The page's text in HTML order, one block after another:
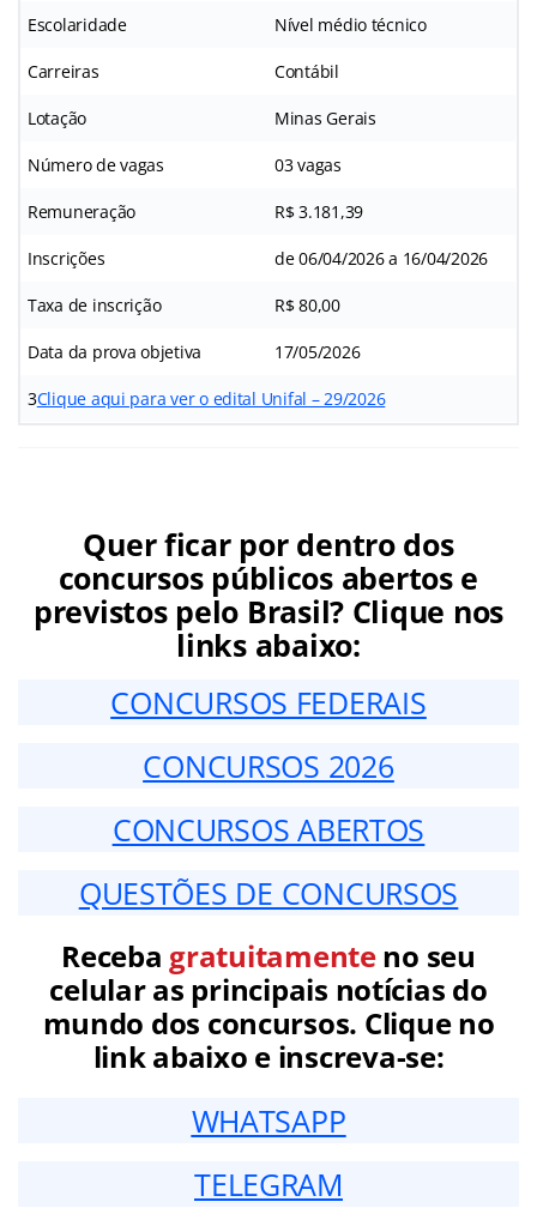
Escolaridade Nível médio técnico
Carreiras Contábil
Lotação Minas Gerais
Número de vagas 03 vagas
Remuneração R$ 3.181,39
Inscrições de 06/04/2026 a 16/04/2026
Taxa de inscrição R$ 80,00
Data da prova objetiva 17/05/2026
3Clique aqui para ver o edital Unifal – 29/2026
Quer ficar por dentro dos
concursos públicos abertos e
previstos pelo Brasil? Clique nos
links abaixo:
CONCURSOS FEDERAIS
CONCURSOS 2026
CONCURSOS ABERTOS
QUESTÕES DE CONCURSOS
Receba gratuitamenteno seu
celular as principais notícias do
mundo dos concursos. Clique no
link abaixo e inscreva-se:
WHATSAPP
TELEGRAM